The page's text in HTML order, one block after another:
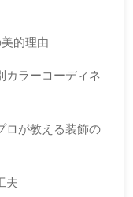
的理由
カラーコーディネ
ロが教える装飾の
夫